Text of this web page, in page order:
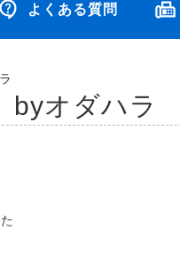
よくある質問
ダハラ